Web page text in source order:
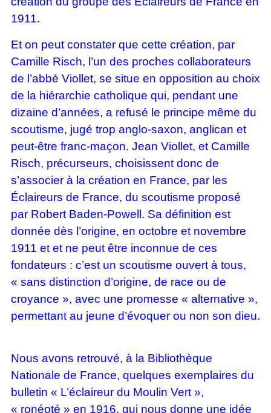
1911.
Et on peut constater que cette création, par
Camille Risch, l’un des proches collaborateurs
de l’abbé Viollet, se situe en opposition au choix
de la hiérarchie catholique qui, pendant une
dizaine d’années, a refusé le principe même du
scoutisme, jugé trop anglo-saxon, anglican et
peut-être franc-maçon. Jean Viollet, et Camille
Risch, précurseurs, choisissent donc de
s’associer à la création en France, par les
Éclaireurs de France, du scoutisme proposé
par Robert Baden-Powell. Sa définition est
donnée dès l’origine, en octobre et novembre
1911 et et ne peut être inconnue de ces
fondateurs : c’est un scoutisme ouvert à tous,
« sans distinction d’origine, de race ou de
croyance », avec une promesse « alternative »,
permettant au jeune d’évoquer ou non son dieu.
Nous avons retrouvé, à la Bibliothèque
Nationale de France, quelques exemplaires du
bulletin « L’éclaireur du Moulin Vert »,
« ronéoté » en 1916, qui nous donne une idée